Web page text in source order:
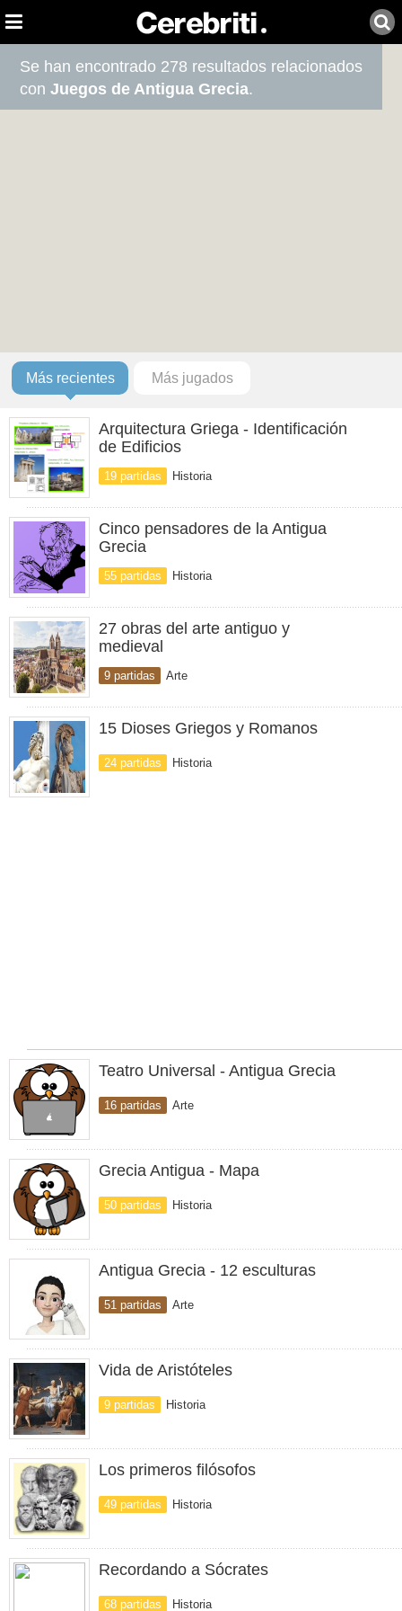
Se han encontrado 278 resultados relacionados
conJuegos de Antigua Grecia.
Más recientes Más jugados
Arquitectura Griega - Identificación
de Edificios
19 partidas Historia
Cinco pensadores de la Antigua
Grecia
55 partidas Historia
27 obras del arte antiguo y
medieval
9 partidas Arte
15 Dioses Griegos y Romanos
24 partidas Historia
Teatro Universal - Antigua Grecia
16 partidas Arte
Grecia Antigua - Mapa
50 partidas Historia
Antigua Grecia - 12 esculturas
51 partidas Arte
Vida de Aristóteles
9 partidas Historia
Los primeros filósofos
49 partidas Historia
Recordando a Sócrates
68 partidas Historia